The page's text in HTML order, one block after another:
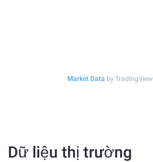
Market Data by TradingView
Dữ liệu thị trường